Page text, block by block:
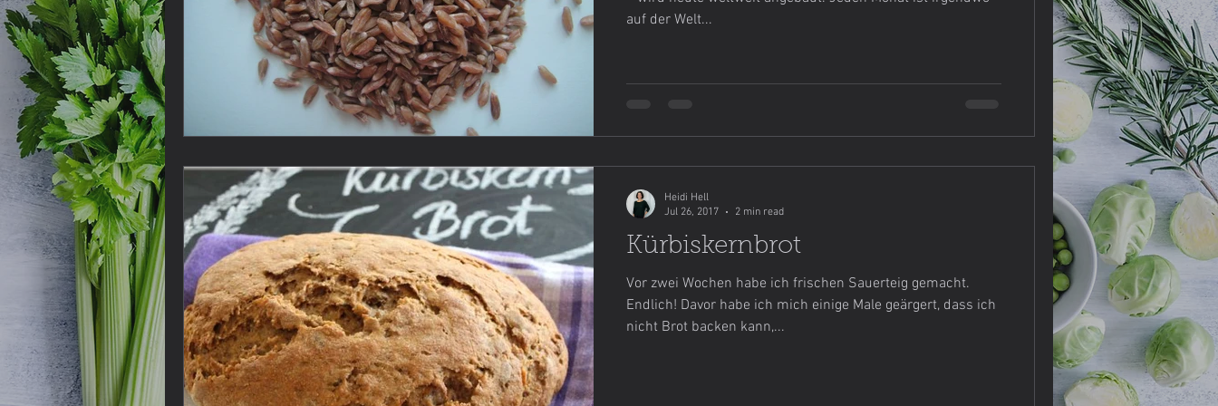
Lebensmittel Kaffee Lebensmittel einfach selbstgemacht
auf der Welt...
Kürbiskernbrot
Vor zwei Wochen habe ich frischen Sauerteig gemacht.
Endlich! Davor habe ich mich einige Male geärgert, dass ich
nicht Brot backen kann,...
Heidi Hell
Jul 26, 2017
2 min read